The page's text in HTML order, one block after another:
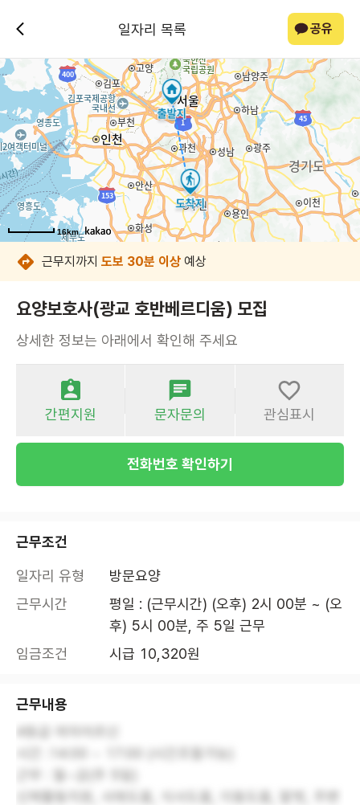
일자리 목록 공유
16km
16km
16km
16km
16km
16km
16km
16km
근무지까지 도보 30분 이상 예상
요양보호사(광교 호반베르디움) 모집
상세한 정보는 아래에서 확인해 주세요
간편지원 문자문의 관심표시
전화번호 확인하기
근무조건
일자리 유형
방문요양
근무시간
평일 : (근무시간) (오후) 2시 00분 ~ (오
후) 5시 00분, 주 5일 근무
임금조건
시급 10,320원
근무내용